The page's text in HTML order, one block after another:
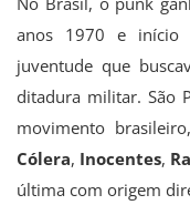
anos 1970 e início
juventude que
ditadura militar. São
movimento
Cólera, Inocentes,
última com origem